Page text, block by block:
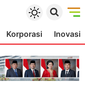
Korporasi Inovasi